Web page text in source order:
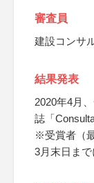
審査員
建設コンサ
結果発表
2020年4月
誌「
※受賞者（
3月末日まで